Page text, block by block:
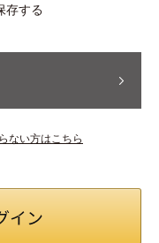
存する
ない方はこちら